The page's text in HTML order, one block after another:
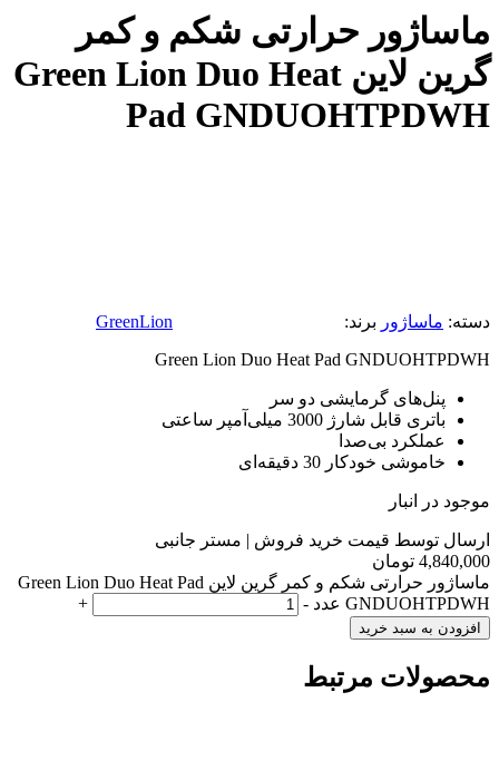
ماساژور حرارتی شکم و کمر
گرین لاین Green Lion Duo Heat
Pad GNDUOHTPDWH
دسته: ماساژور برند:
GreenLion
Green Lion Duo Heat Pad GNDUOHTPDWH
پنل‌های گرمایشی دو سر
باتری قابل شارژ 3000 میلی‌آمپر ساعتی
عملکرد بی‌صدا
خاموشی خودکار 30 دقیقه‌ای
موجود در انبار
ارسال توسط قیمت خرید فروش | مستر جانبی
4,840,000 تومان
ماساژور حرارتی شکم و کمر گرین لاین Green Lion Duo Heat Pad
GNDUOHTPDWH عدد
-
+
افزودن به سبد خرید
محصولات مرتبط